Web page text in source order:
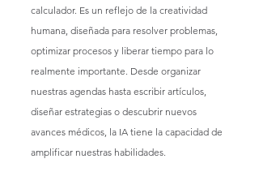
calculador. Es un reflejo de la creatividad
humana, diseñada para resolver problemas,
optimizar procesos y liberar tiempo para lo
realmente importante. Desde organizar
nuestras agendas hasta escribir artículos,
diseñar estrategias o descubrir nuevos
avances médicos, la IA tiene la capacidad de
amplificar nuestras habilidades.